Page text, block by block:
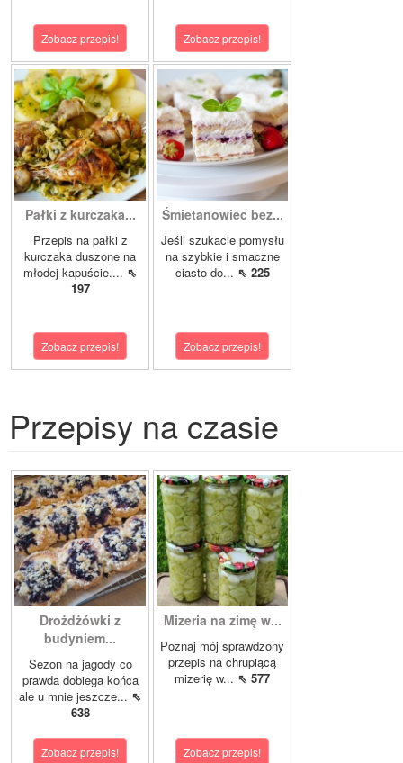
Zobacz przepis! Zobacz przepis!
Pałki z kurczaka...
Przepis na pałki z
kurczaka duszone na
młodej kapuście.... ⇖
197
Zobacz przepis!
Śmietanowiec bez...
Jeśli szukacie pomysłu
na szybkie i smaczne
ciasto do... ⇖ 225
Zobacz przepis!
Przepisy na czasie
Drożdżówki z
budyniem...
Sezon na jagody co
prawda dobiega końca
ale u mnie jeszcze... ⇖
638
Zobacz przepis!
Mizeria na zimę w...
Poznaj mój sprawdzony
przepis na chrupiącą
mizerię w... ⇖ 577
Zobacz przepis!